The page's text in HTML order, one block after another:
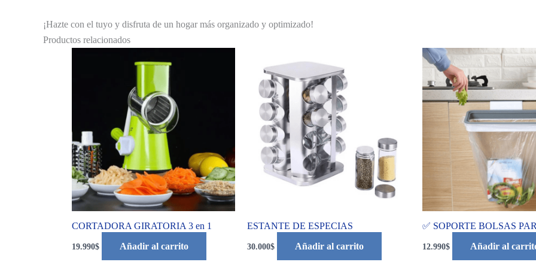
¡Hazte con el tuyo y disfruta de un hogar más organizado y optimizado!
Productos relacionados
CORTADORA GIRATORIA 3 en 1
19.990$ Añadir al carrito
ESTANTE DE ESPECIAS
30.000$ Añadir al carrito
✅ SOPORTE BOLSAS
12.990$ Añadir al